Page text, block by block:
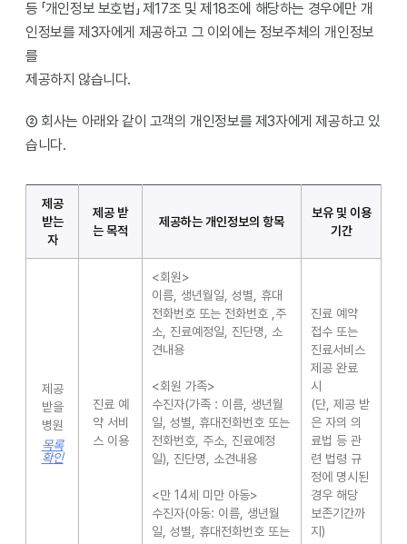
등 「개인정보 보호법」 제17조 및 제18조에 해당하는 경우에만 개
인정보를 제3자에게 제공하고 그 이외에는 정보주체의 개인정보
를
제공하지 않습니다.
② 회사는 아래와 같이 고객의 개인정보를 제3자에게 제공하고 있
습니다.
제공
받는
자
제공 받
는 목적
제공하는 개인정보의 항목
보유 및 이용
기간
제공
받을
병원
목록
확인
진료 예
약 서비
스 이용
<회원>
이름, 생년월일, 성별, 휴대
전화번호 또는 전화번호 ,주
소, 진료예정일, 진단명, 소
견내용
<회원 가족>
수진자(가족 : 이름, 생년월
일, 성별, 휴대전화번호 또는
전화번호, 주소, 진료예정
일), 진단명, 소견내용
<만 14세 미만 아동>
수진자(아동: 이름, 생년월
일, 성별, 휴대전화번호 또는
진료 예약
접수 또는
진료서비스
제공 완료
시
(단, 제공 받
은 자의 의
료법 등 관
련 법령 규
정에 명시된
경우 해당
보존기간까
지)